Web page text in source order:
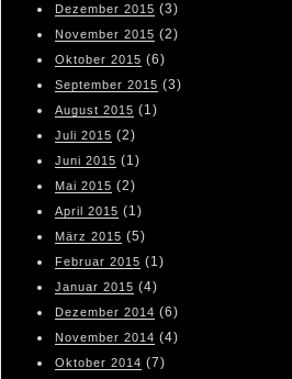
Dezember 2015 (3)
November 2015 (2)
Oktober 2015 (6)
September 2015 (3)
August 2015 (1)
Juli 2015 (2)
Juni 2015 (1)
Mai 2015 (2)
April 2015 (1)
März 2015 (5)
Februar 2015 (1)
Januar 2015 (4)
Dezember 2014 (6)
November 2014 (4)
Oktober 2014 (7)